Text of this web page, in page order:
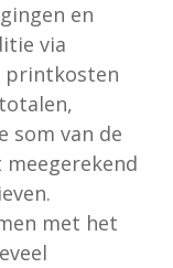
en
via
printkosten
som van de
met het